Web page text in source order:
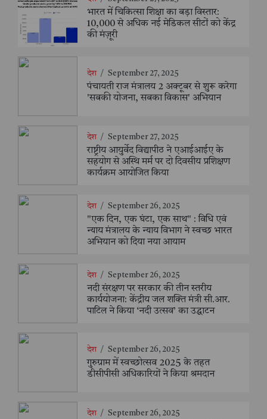
भारत में चिकित्सा शिक्षा का बड़ा विस्तार:
10,000 से अधिक नई मेडिकल सीटों को केंद्र
की मंज़ूरी
देश / September 27, 2025
पंचायती राज मंत्रालय 2 अक्टूबर से शुरू करेगा
'सबकी योजना, सबका विकास' अभियान
देश / September 27, 2025
राष्ट्रीय आयुर्वेद विद्यापीठ ने एआईआईए के
सहयोग से अस्थि मर्म पर दो दिवसीय प्रशिक्षण
कार्यक्रम आयोजित किया
देश / September 26, 2025
"एक दिन, एक घंटा, एक साथ" : विधि एवं
न्याय मंत्रालय के न्याय विभाग ने स्वच्छ भारत
अभियान को दिया नया आयाम
देश / September 26, 2025
नदी संरक्षण पर सरकार की तीन स्तरीय
कार्ययोजना: केंद्रीय जल शक्ति मंत्री सी.आर.
पाटिल ने किया ‘नदी उत्सव’ का उद्घाटन
देश / September 26, 2025
गुरुग्राम में स्वच्छोत्सव 2025 के तहत
डीसीपीसी अधिकारियों ने किया श्रमदान
देश / September 26, 2025